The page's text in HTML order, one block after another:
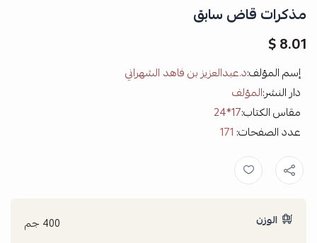
مذكرات قاض سابق
8.01 $
إسم المؤلف:د.عبدالعزيز بن فاهد الشهراني
دار النشر:المؤلف
مقاس الكتاب:17*24
عدد الصفحات: 171
الوزن 400 جم